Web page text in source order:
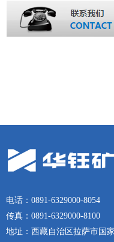
电话：0891-6329000-8054
传真：0891-6329000-8100
地址：西藏自治区拉萨市国